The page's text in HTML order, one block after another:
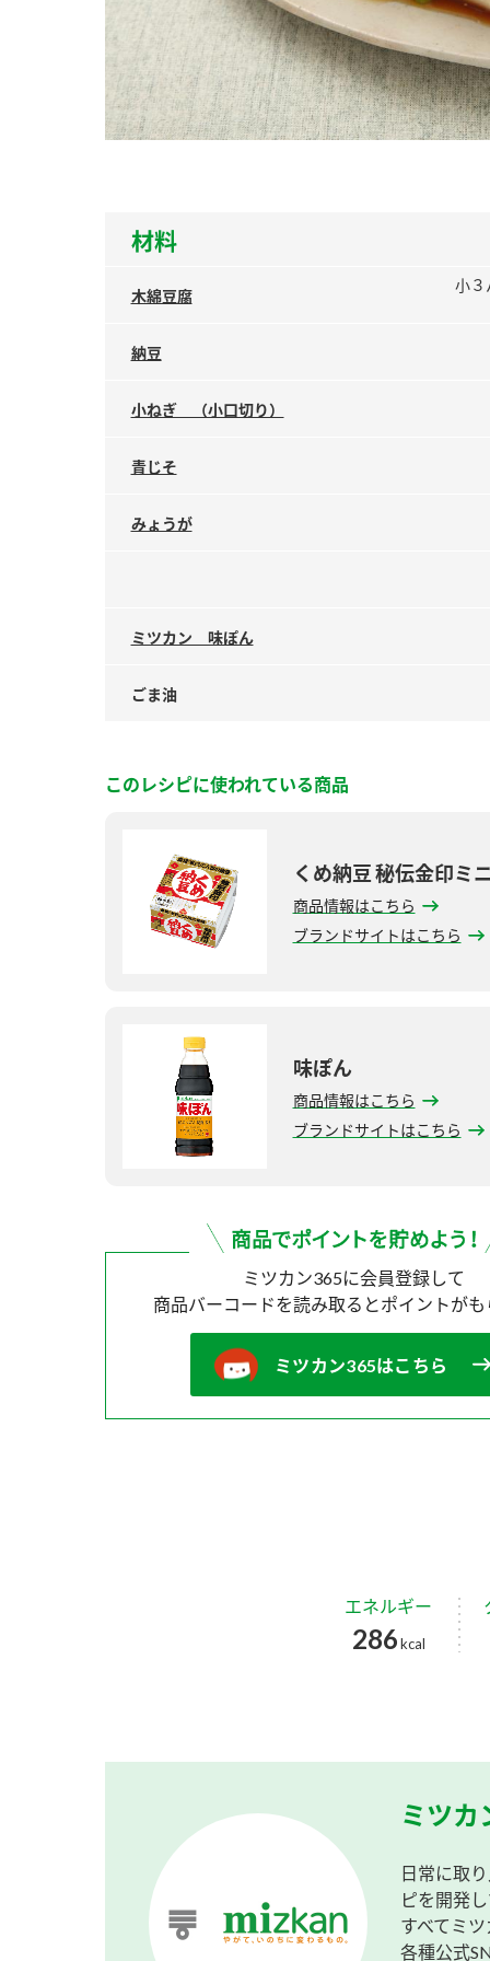
材料
木綿豆腐
小３
納豆
小ねぎ （小口切り）
青じそ
みょうが
ミツカン 味ぽん
ごま油
このレシピに使われている商品
くめ納豆 秘伝金印ミ
商品情報はこちら
ブランドサイトはこちら
味ぽん
商品情報はこちら
ブランドサイトはこちら
ミツカン365に会員登録して
商品バーコードを読み取ると ポイントが
ミツカン365はこちら
エネルギー
286kcal
ミツカ
日常に取
ピを開発
すべてミ
各種公式